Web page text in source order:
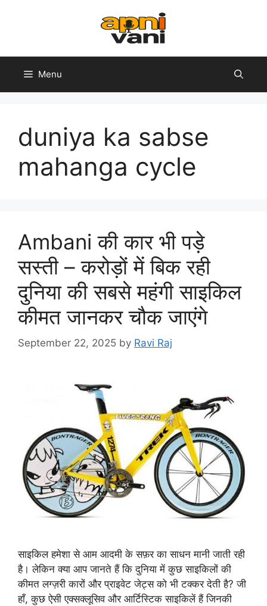
Menu
duniya ka sabse
mahanga cycle
Ambani की कार भी पड़े
सस्ती – करोड़ों में बिक रही
दुनिया की सबसे महंगी साइकिल
कीमत जानकर चौक जाएंगे
September 22, 2025 by Ravi Raj
साइकिल हमेशा से आम आदमी के सफ़र का साधन मानी जाती रही
है। लेकिन क्या आप जानते हैं कि दुनिया में कुछ साइकिलों की
कीमत लग्ज़री कारों और प्राइवेट जेट्स को भी टक्कर देती है? जी
हाँ, कुछ ऐसी एक्सक्लूसिव और आर्टिस्टिक साइकिलें हैं जिनकी